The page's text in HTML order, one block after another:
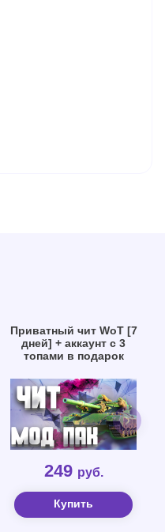
Приватный чит WoT [7
дней] + аккаунт с 3
топами в подарок
249 руб.
Купить